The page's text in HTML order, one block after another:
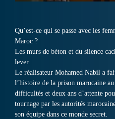
Qu’est-ce qui se passe avec les
Maroc ?
Les murs de béton et du silence
lever.
Le réalisateur Mohamed Nabil a
l’histoire de la prison marocaine
difficultés et deux ans d’attente
tournage par les autorités
son équipe dans ce monde secret.